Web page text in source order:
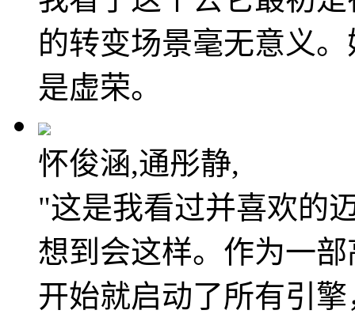
的转变场景毫无意义
是虚荣。
怀俊涵,通彤静,
"这是我看过并喜欢的
想到会这样。作为一
开始就启动了所有引